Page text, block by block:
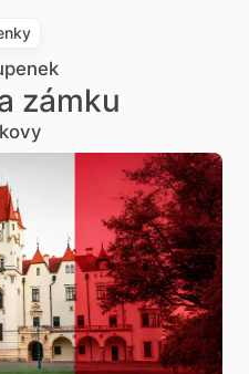
zámku